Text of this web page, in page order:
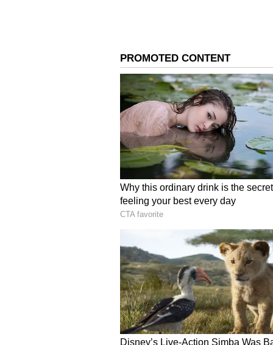
கொல்கத்தா 26 சதவீதத்துடன்
சதவீதம்; டெல்லி-என்சிஆர் 30
சதவீதமாக உள்ளது.
இது தவிர, 2023 ஆம் ஆண்டின்
ஒட்டியுள்ள குருகிராமில் உள்ள
சராசரி வாடகை ஆண்டு
வியாழன் அன்று வெளியிடப்பட்ட
அனைத்து சந்தைகளிலும்
(சதர்ன் பெரிஃபெரல் ரோடு)
கோல்ஃப் கோர்ஸ் சாலையில் 31